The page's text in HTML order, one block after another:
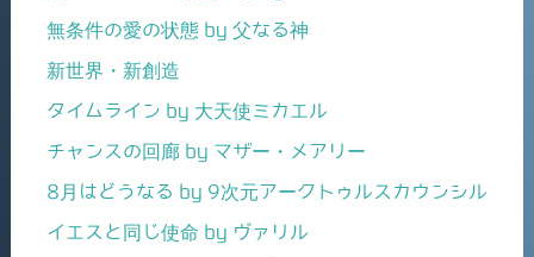
無条件の愛の状態 by 父なる神
新世界・新創造
タイムライン by 大天使ミカエル
チャンスの回廊 by マザー・メアリー
8月はどうなる by 9次元アークトゥルスカウンシル
イエスと同じ使命 by ヴァリル